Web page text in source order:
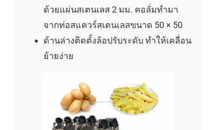
ด้วยแผ่นสเตนเลส 2 มม. คอลั่มทำมา
จากท่อสแควร์สเตนเลสขนาด 50 × 50
ด้านล่างติดตั้งล้อปรับระดับ ทำให้เคลื่อน
ย้ายง่าย